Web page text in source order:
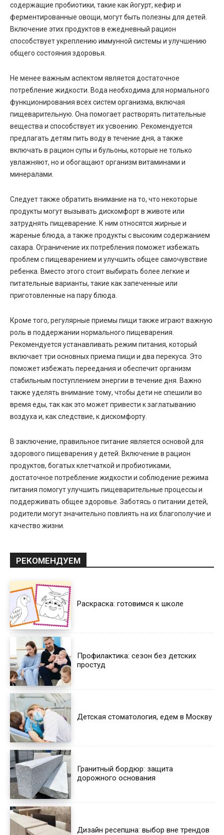
содержащие пробиотики, такие как йогурт, кефир и
ферментированные овощи, могут быть полезны для детей.
Включение этих продуктов в ежедневный рацион
способствует укреплению иммунной системы и улучшению
общего состояния здоровья.
Не менее важным аспектом является достаточное
потребление жидкости. Вода необходима для нормального
функционирования всех систем организма, включая
пищеварительную. Она помогает растворять питательные
вещества и способствует их усвоению. Рекомендуется
предлагать детям пить воду в течение дня, а также
включать в рацион супы и бульоны, которые не только
увлажняют, но и обогащают организм витаминами и
минералами.
Следует также обратить внимание на то, что некоторые
продукты могут вызывать дискомфорт в животе или
затруднять пищеварение. К ним относятся жирные и
жареные блюда, а также продукты с высоким содержанием
сахара. Ограничение их потребления поможет избежать
проблем с пищеварением и улучшить общее самочувствие
ребенка. Вместо этого стоит выбирать более легкие и
питательные варианты, такие как запеченные или
приготовленные на пару блюда.
Кроме того, регулярные приемы пищи также играют важную
роль в поддержании нормального пищеварения.
Рекомендуется устанавливать режим питания, который
включает три основных приема пищи и два перекуса. Это
поможет избежать переедания и обеспечит организм
стабильным поступлением энергии в течение дня. Важно
также уделять внимание тому, чтобы дети не спешили во
время еды, так как это может привести к заглатыванию
воздуха и, как следствие, к дискомфорту.
В заключение, правильное питание является основой для
здорового пищеварения у детей. Включение в рацион
продуктов, богатых клетчаткой и пробиотиками,
достаточное потребление жидкости и соблюдение режима
питания помогут улучшить пищеварительные процессы и
поддерживать общее здоровье. Заботясь о питании детей,
родители могут значительно повлиять на их благополучие и
качество жизни.
РЕКОМЕНДУЕМ
Раскраска: готовимся к школе
Профилактика: сезон без детских
простуд
Детская стоматология, едем в Москву
Гранитный бордюр: защита
дорожного основания
Дизайн ресепшна: выбор вне трендов